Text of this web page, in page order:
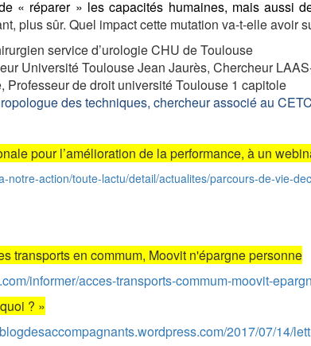
« réparer » les capacités humaines, mais aussi
plus sûr. Quel impact cette mutation va-t-elle avoir
service d’urologie CHU de Toulouse
Université Toulouse Jean Jaurès, Chercheur
Professeur de droit université Toulouse 1 capitole
des techniques, chercheur associé au
pour l’amélioration de la performance, à un
notre-action/toute-lactu/detail/actualites/parcours-de-vie-
transports en commum, Moovit n'épargne personne
informer/acces-transports-commum-moovit-
? »
2017/07/14/